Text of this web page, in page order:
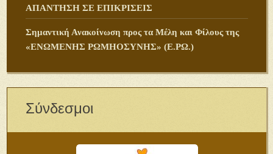
ΑΠΑΝΤΗΣΗ ΣΕ ΕΠΙΚΡΙΣΕΙΣ
Σημαντική Ανακοίνωση προς τα Μέλη και Φίλους της
«ΕΝΩΜΕΝΗΣ ΡΩΜΗΟΣΥΝΗΣ» (Ε.ΡΩ.)
Σύνδεσμοι